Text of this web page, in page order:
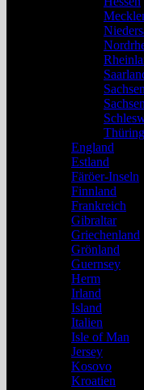
Sachsen
England
Estland
Färöer-Inseln
Finnland
Frankreich
Gibraltar
Griechenland
Grönland
Guernsey
Herm
Irland
Island
Italien
Isle of Man
Jersey
Kosovo
Kroatien